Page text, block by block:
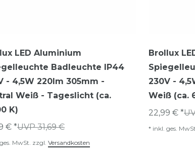
LED Aluminium
Badleuchte IP44
- 4,5W 220lm 305mm -
Weiß - Tageslicht (ca.
K)
UVP 31,69 €
€ *
MwSt. zzgl. Versandkosten
Brollux
230V -
Weiß (ca.
22,99 € *
* inkl. ges.